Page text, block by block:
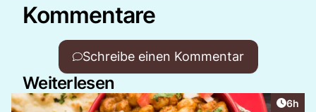
Kommentare
Schreibe einen Kommentar
Weiterlesen
6h